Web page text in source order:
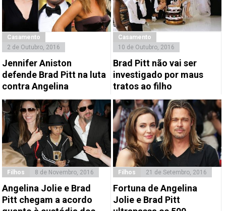
Casamento
2 de Outubro, 2016
Jennifer Aniston
defende Brad Pitt na luta
contra Angelina
Casamento
10 de Outubro, 2016
Brad Pitt não vai ser
investigado por maus
tratos ao filho
Filhos 8 de Novembro, 2016
Angelina Jolie e Brad
Pitt chegam a acordo
Filhos 21 de Setembro, 2016
Fortuna de Angelina
Jolie e Brad Pitt